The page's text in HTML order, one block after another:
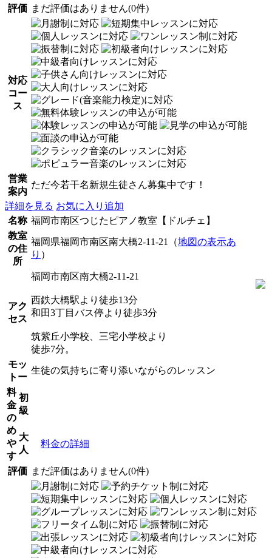
評価 まだ評価はありません(0件)
対応
コー
ス
営業
案内
ただ今若干名新規生徒さん募集中です！
詳細を見る お気に入り追加
名称 福岡市南区つじたピアノ教室【ドルチェ】
教室
の住
所
福岡県福岡市南区南大橋2-11-21（地図の表示あ
り ）
アク
セス
福岡市南区南大橋2-11-21
西鉄大橋駅より徒歩13分
和田3丁目バス停より徒歩3分
筑紫丘小学校、三宅小学校より
徒歩7分。
モッ
トー
生徒の気持ちに寄り添いながらのレッスン
料
金
の
め
や
す
初
級
大
人
料金の詳細
評価 まだ評価はありません(0件)